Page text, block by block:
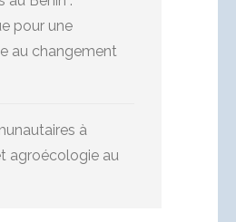
pour une
au changement
à
agroécologie au